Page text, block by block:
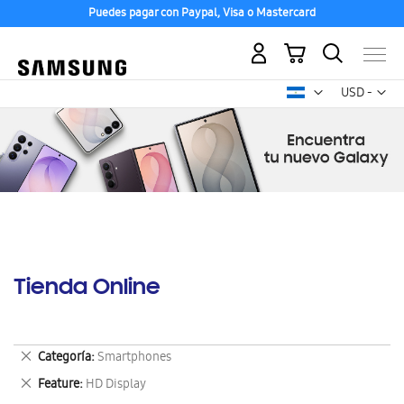
Puedes pagar con Paypal, Visa o Mastercard
USD -
dólar
Mi carrito
Tienda Online
Categoría Smartphones
Eliminar
este
artículo
Feature HD Display
Eliminar